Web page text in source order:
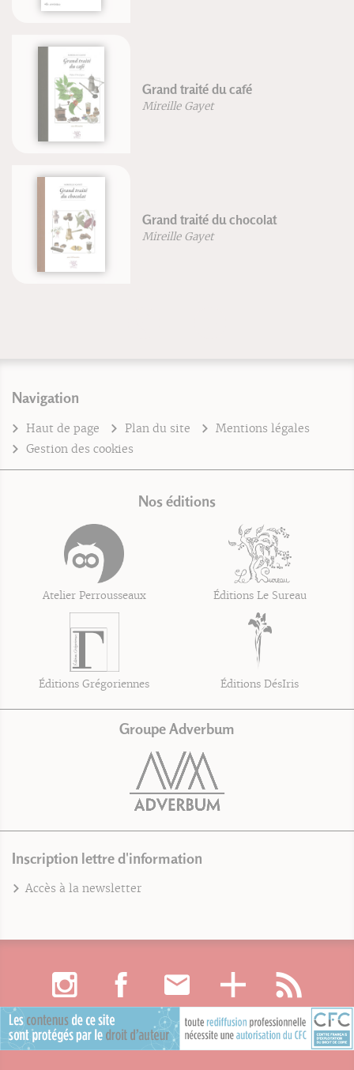
Petit traité des petits-
Grand traité des
Navigation
Haut de page Plan du site
Mentions légales
Gestion des cookies
Nos éditions
Atelier Perrousseaux Éditions Le Sureau
Éditions Grégoriennes Éditions DésIris
Groupe Adverbum
Inscription lettre d'information
Accès à la newsletter